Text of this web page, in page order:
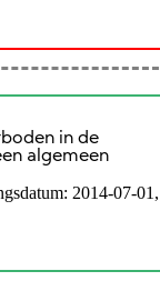
in de
algemeen
2014-07-01,